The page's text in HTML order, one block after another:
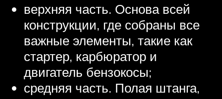
верхняя часть. Основа всей
конструкции, где собраны все
важные элементы, такие как
стартер, карбюратор и
двигатель бензокосы;
средняя часть. Полая штанга,